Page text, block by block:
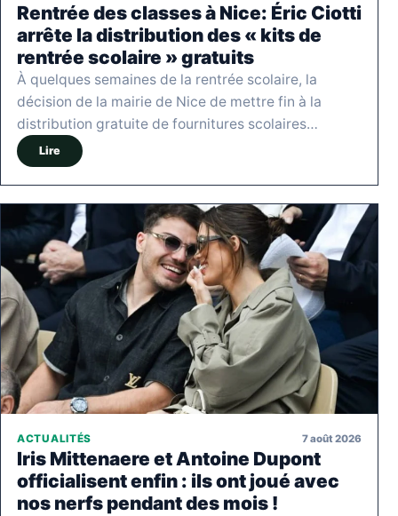
Rentrée des classes à Nice: Éric Ciotti
arrête la distribution des « kits de
rentrée scolaire » gratuits
À quelques semaines de la rentrée scolaire, la
décision de la mairie de Nice de mettre fin à la
distribution gratuite de fournitures scolaires…
Lire
ACTUALITÉS 7 août 2026
Iris Mittenaere et Antoine Dupont
officialisent enfin : ils ont joué avec
nos nerfs pendant des mois !